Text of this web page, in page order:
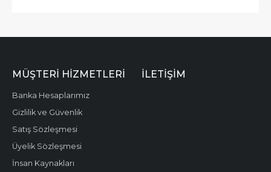
MÜŞTERI HIZMETLERI
Banka Hesaplarımız
Gizlilik ve Güvenlik
Satış Sözleşmesi
Üyelik Sözleşmesi
İnsan Kaynakları
İLETIŞIM